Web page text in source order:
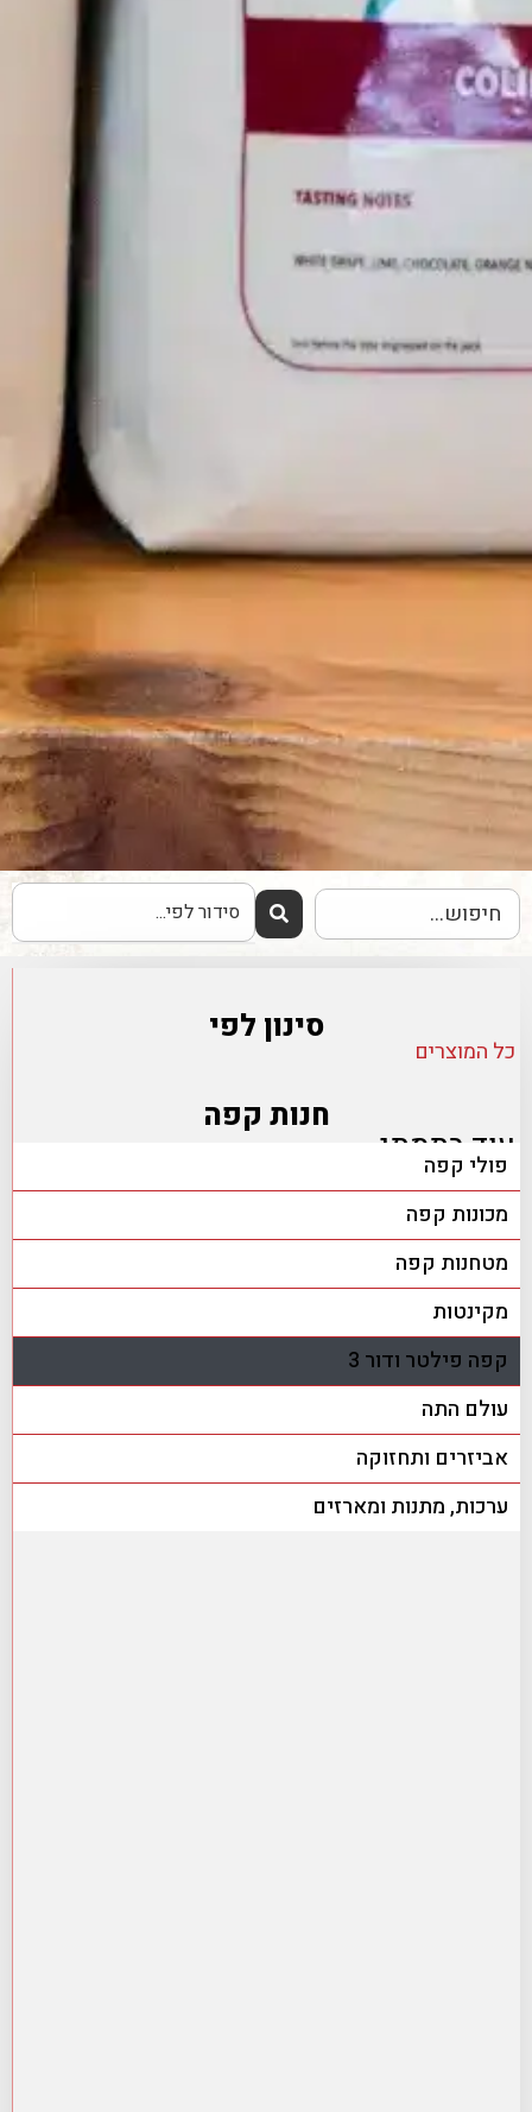
סינון לפי
כל המוצרים
חנות קפה
פולי קפה
מכונות קפה
מטחנות קפה
מקינטות
קפה פילטר ודור 3
עולם התה
אביזרים ותחזוקה
ערכות, מתנות ומארזים
עוד בתמתי